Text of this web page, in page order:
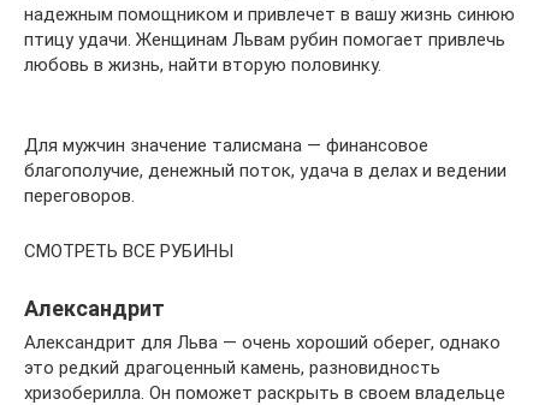
надежным помощником и привлечет в вашу жизнь синюю
птицу удачи. Женщинам Львам рубин помогает привлечь
любовь в жизнь, найти вторую половинку.
Для мужчин значение талисмана — финансовое
благополучие, денежный поток, удача в делах и ведении
переговоров.
СМОТРЕТЬ ВСЕ РУБИНЫ
Александрит
Александрит для Льва — очень хороший оберег, однако
это редкий драгоценный камень, разновидность
хризоберилла. Он поможет раскрыть в своем владельце